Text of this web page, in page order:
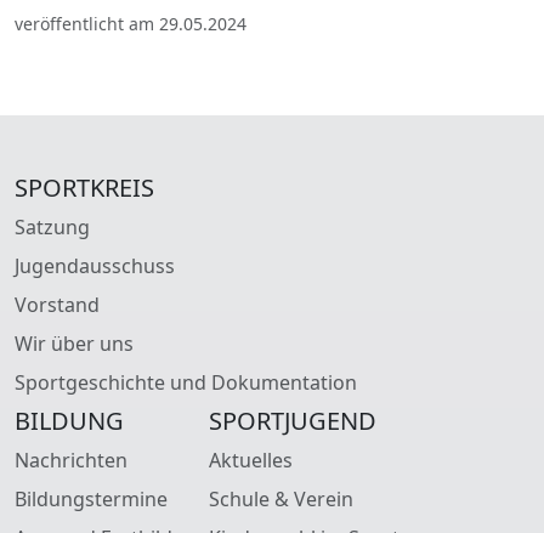
veröffentlicht am 29.05.2024
SPORTKREIS
Satzung
Jugendausschuss
Vorstand
Wir über uns
Sportgeschichte und Dokumentation
BILDUNG
Nachrichten
Bildungstermine
SPORTJUGEND
Aktuelles
Schule & Verein